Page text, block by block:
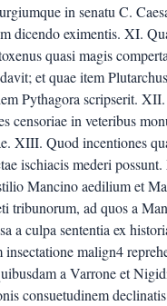
in senatu C.
dicendo eximentis. XI.
quasi magis
et quae item
Pythagora scripserit.
censoriae in veteribus
XIII. Quod incentiones
ischiacis mederi
Mancino aedilium et
tribunorum, ad quos a
a culpa sententia ex
insectatione malign4
a Varrone et
consuetudinem